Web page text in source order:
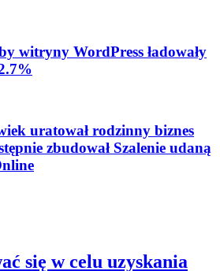
witryny WordPress ładowały
uratował rodzinny biznes
zbudował Szalenie udaną
się w celu uzyskania